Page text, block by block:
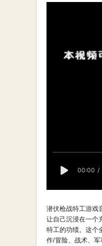
潜伏枪战特工游戏
让自己沉浸在一个
特工的功绩。这个
作/冒险、战术、军